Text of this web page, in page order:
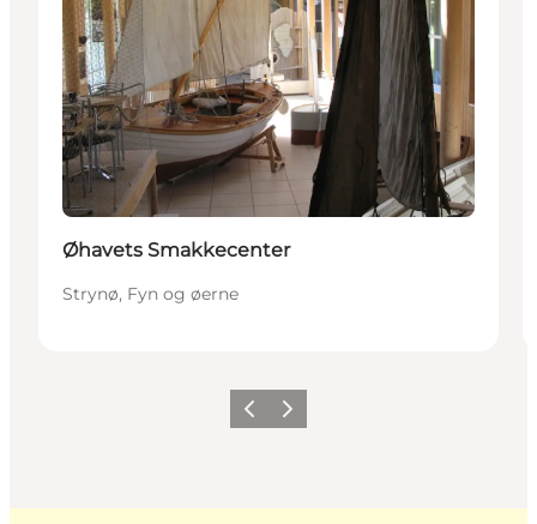
Øhavets Smakkecenter
Strynø, Fyn og øerne
ForrigeNæste